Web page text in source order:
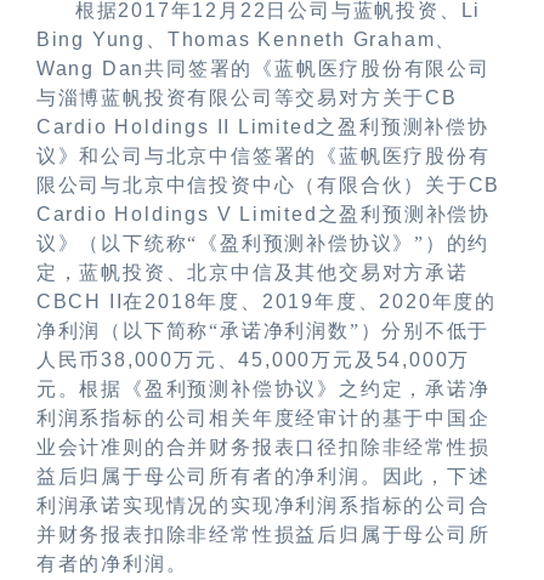
根据2017年12 月 22 日公司与蓝帆投资、
Li
Bing Yung
Thomas Kenneth Graham
Wang Dan共同签署的《蓝帆医疗股份有限公司
与淄博蓝帆投资有限公司等交易对方关于CB
Cardio Holdings II Limited 之盈利预测补偿协
议》和公司与北京中信签署的《蓝帆医疗股份有
限公司与北京中信投资中心（有限合伙）关于CB
Cardio Holdings V Limited 之盈利预测补偿协
议》（以下统称“《盈利预测补偿协议》”）的约
定，蓝帆投资、北京中信及其他交易对方承诺
CBCH II在 2018年度、 2019年度、 2020年度的
净利润（以下简称“承诺净利润数”）分别不低于
人民币38,000万元、45,000万元及 54,000万
元。根据《盈利预测补偿协议》之约定，承诺净
利润系指标的公司相关年度经审计的基于中国企
业会计准则的合并财务报表口径扣除非经常性损
益后归属于母公司所有者的净利润。因此，下述
利润承诺实现情况的实现净利润系指标的公司合
并财务报表扣除非经常性损益后归属于母公司所
有者的净利润。